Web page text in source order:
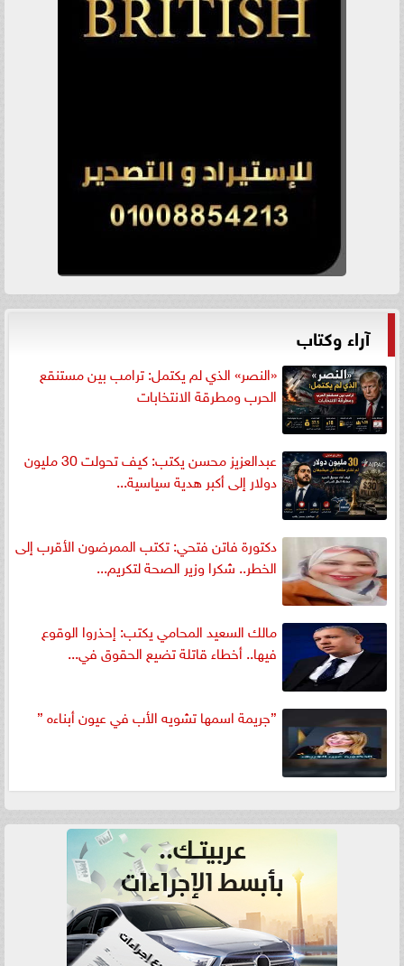
آراء وكتاب
«النصر» الذي لم يكتمل: ترامب بين مستنقع
الحرب ومطرقة الانتخابات
عبدالعزيز محسن يكتب: كيف تحولت 30 مليون
دولار إلى أكبر هدية سياسية...
دكتورة فاتن فتحي: تكتب الممرضون الأقرب إلى
الخطر.. شكرا وزير الصحة لتكريم...
مالك السعيد المحامي يكتب: إحذروا الوقوع
فيها.. أخطاء قاتلة تضيع الحقوق في...
”جريمة اسمها تشويه الأب في عيون أبناءه ”